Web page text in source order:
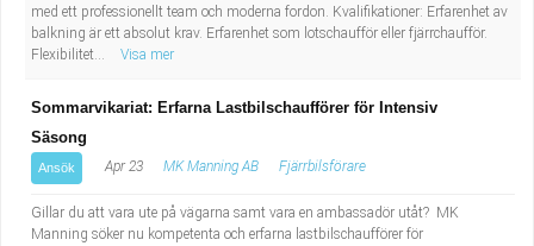
med ett professionellt team och moderna fordon. Kvalifikationer: Erfarenhet av
balkning är ett absolut krav. Erfarenhet som lotschaufför eller fjärrchaufför.
Flexibilitet...
Visa mer
Sommarvikariat: Erfarna Lastbilschaufförer för Intensiv
Säsong
Ansök Apr 23 MK Manning AB Fjärrbilsförare
Gillar du att vara ute på vägarna samt vara en ambassadör utåt? MK
Manning söker nu kompetenta och erfarna lastbilschaufförer för